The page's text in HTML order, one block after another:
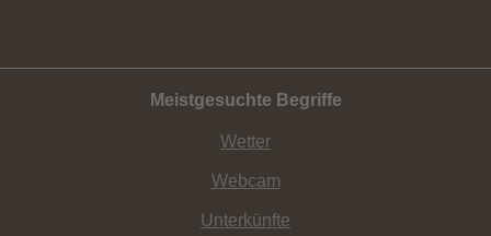
Meistgesuchte Begriffe
Wetter
Webcam
Unterkünfte